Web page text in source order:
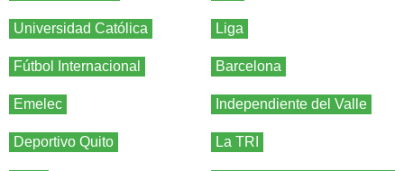
Universidad Católica Liga
Fútbol Internacional Barcelona
Emelec Independiente del Valle
Deportivo Quito La TRI